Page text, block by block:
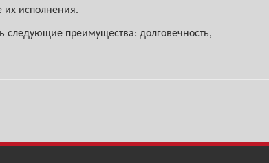
их исполнения.
преимущества: долговечность,